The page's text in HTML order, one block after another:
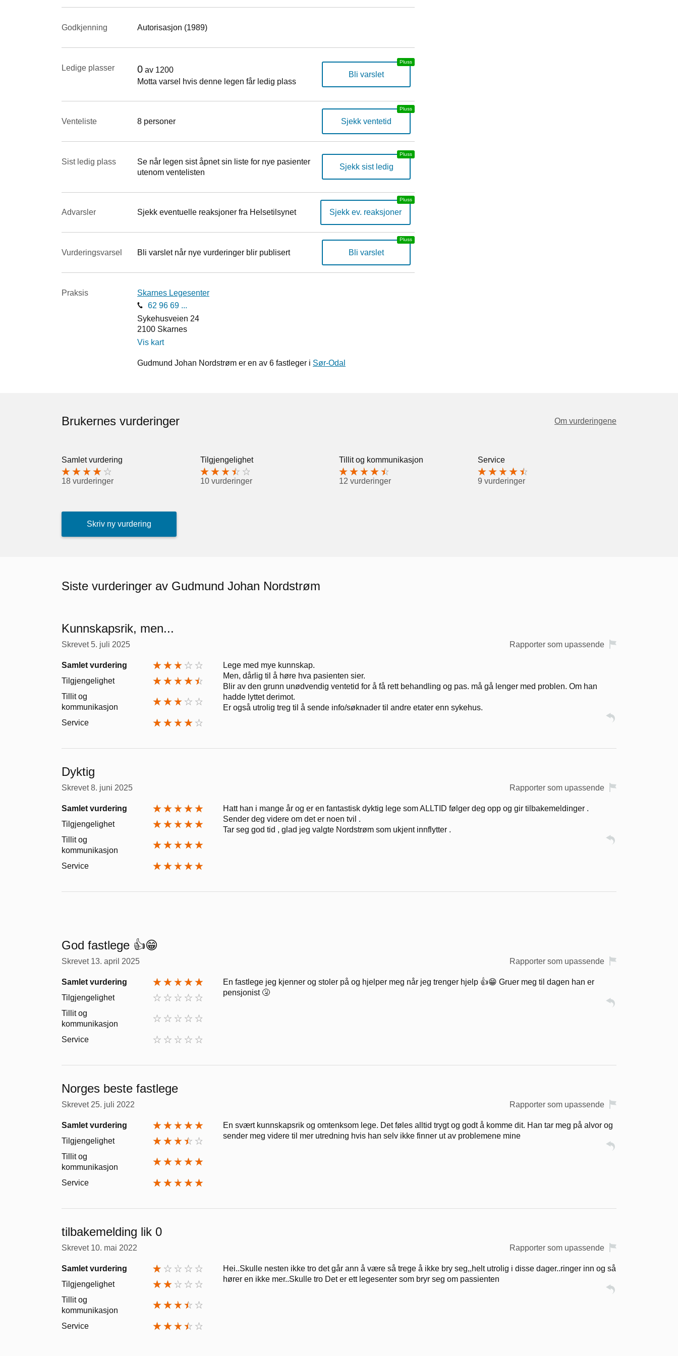
Godkjenning Autorisasjon (1989)
Ledige plasser 0 av 1200
Motta varsel hvis denne legen får ledig plass
Bli varslet
Venteliste 8 personer Sjekk ventetid
Sist ledig plass
Se når legen sist åpnet sin liste for nye pasienter
utenom ventelisten
Sjekk sist ledig
Advarsler Sjekk eventuelle reaksjoner fra Helsetilsynet Sjekk ev. reaksjoner
Vurderings­varsel Bli varslet når nye vurderinger blir publisert Bli varslet
Praksis
Skarnes Legesenter
62 96 69 ...
Sykehusveien 24
2100 Skarnes
Vis kart
Gudmund Johan Nordstrøm er en av 6 fastleger i Sør-Odal
Brukernes vurderinger Om vurderingene
Samlet vurdering
18 vurderinger
Tilgjengelighet
10 vurderinger
Tillit og kommunikasjon
12 vurderinger
Service
9 vurderinger
Skriv ny vurdering
Siste vurderinger av Gudmund Johan Nordstrøm
Kunnskapsrik, men...
Skrevet 5. juli 2025 Rapporter som upassende
Samlet vurdering
Tilgjengelighet
Tillit og
kommunikasjon
Service
Lege med mye kunnskap.
Men, dårlig til å høre hva pasienten sier.
Blir av den grunn unødvendig ventetid for å få rett behandling og pas. må gå lenger med problen. Om han
hadde lyttet derimot.
Er også utrolig treg til å sende info/søknader til andre etater enn sykehus.
Dyktig
Skrevet8. juni 2025 Rapporter som upassende
Samlet vurdering
Tilgjengelighet
Tillit og
kommunikasjon
Service
Hatt han i mange år og er en fantastisk dyktig lege som ALLTID følger deg opp og gir tilbakemeldinger .
Sender deg videre om det er noen tvil .
Tar seg god tid , glad jeg valgte Nordstrøm som ukjent innflytter .
God fastlege 👍😁
Skrevet 13. april 2025 Rapporter som upassende
Samlet vurdering
Tilgjengelighet
Tillit og
kommunikasjon
Service
En fastlege jeg kjenner og stoler på og hjelper meg når jeg trenger hjelp 👍😁 Gruer meg til dagen han er
pensjonist 🤧
Norges beste fastlege
Skrevet 25. juli 2022 Rapporter som upassende
Samlet vurdering
Tilgjengelighet
Tillit og
kommunikasjon
Service
En svært kunnskapsrik og omtenksom lege. Det føles alltid trygt og godt å komme dit. Han tar meg på alvor og
sender meg videre til mer utredning hvis han selv ikke finner ut av problemene mine
tilbakemelding lik 0
Skrevet 10. mai 2022 Rapporter som upassende
Samlet vurdering
Tilgjengelighet
Tillit og
kommunikasjon
Service
Hei..Skulle nesten ikke tro det går ann å være så trege å ikke bry seg,,helt utrolig i disse dager..ringer inn og så
hører en ikke mer..Skulle tro Det er ett legesenter som bryr seg om passienten